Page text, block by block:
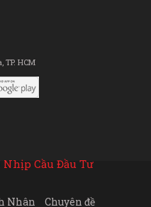
TP. HCM
Cầu Đầu Tư
Nhân Chuyên đề